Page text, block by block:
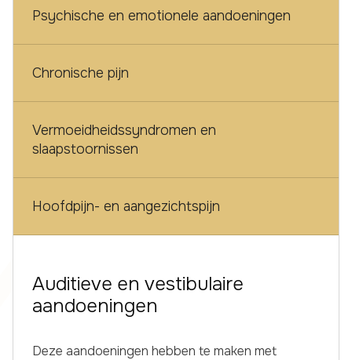
Psychische en emotionele aandoeningen
Chronische pijn
Vermoeidheidssyndromen en
slaapstoornissen
Hoofdpijn- en aangezichtspijn
Auditieve en vestibulaire
aandoeningen
Deze aandoeningen hebben te maken met